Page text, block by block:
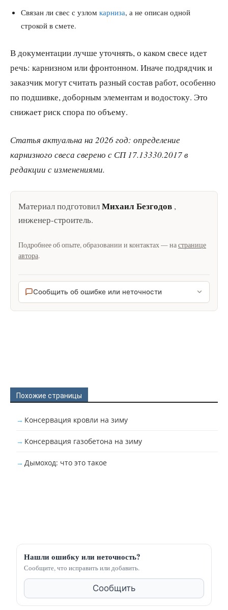
Связан ли свес с узлом карниза, а не описан одной
строкой в смете.
В документации лучше уточнять, о каком свесе идет
речь: карнизном или фронтонном. Иначе подрядчик и
заказчик могут считать разный состав работ, особенно
по подшивке, доборным элементам и водостоку. Это
снижает риск спора по объему.
Статья актуальна на 2026 год: определение
карнизного свеса сверено с СП 17.13330.2017 в
редакции с изменениями.
Материал подготовилМихаил Безгодов ,
инженер-строитель.
Подробнее об опыте, образовании и контактах — настранице
автора.
Сообщить об ошибке или неточности
Похожие страницы
Консервация кровли на зиму
Консервация газобетона на зиму
Дымоход: что это такое
Нашли ошибку или неточность?
Сообщите, что исправить или добавить.
Сообщить